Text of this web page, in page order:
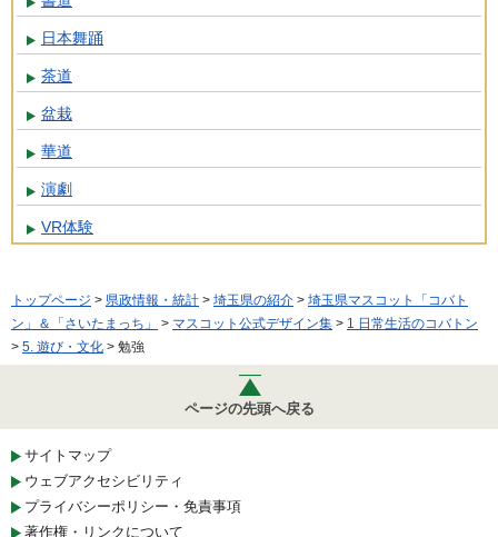
日本舞踊
茶道
盆栽
華道
演劇
VR体験
トップページ > 県政情報・統計 > 埼玉県の紹介 > 埼玉県マスコット「コバト
ン」＆「さいたまっち」
> マスコット公式デザイン集 > 1 日常生活のコバトン
> 5. 遊び・文化 > 勉強
ページの先頭へ戻る
サイトマップ
ウェブアクセシビリティ
プライバシーポリシー・免責事項
著作権・リンクについて